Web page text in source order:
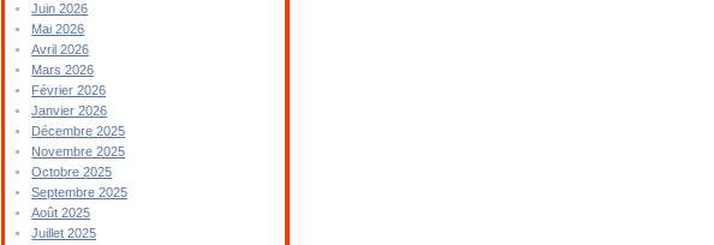
Juin 2026
Mai 2026
Avril 2026
Mars 2026
Février 2026
Janvier 2026
Décembre 2025
Novembre 2025
Octobre 2025
Septembre 2025
Août 2025
Juillet 2025